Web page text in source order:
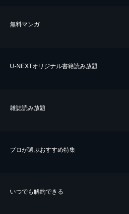
無料マンガ
U-NEXTオリジナル書籍読み放題
雑誌読み放題
プロが選ぶおすすめ特集
いつでも解約できる